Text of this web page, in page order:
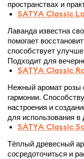
пространствах и
SATYA Classic
Лаванда известна
помогает
способствует
Подходит для
SATYA Classic
Нежный аромат розы
гармонии.
настроения и
для использования в
SATYA Classic
Тёплый древесный
сосредоточиться и